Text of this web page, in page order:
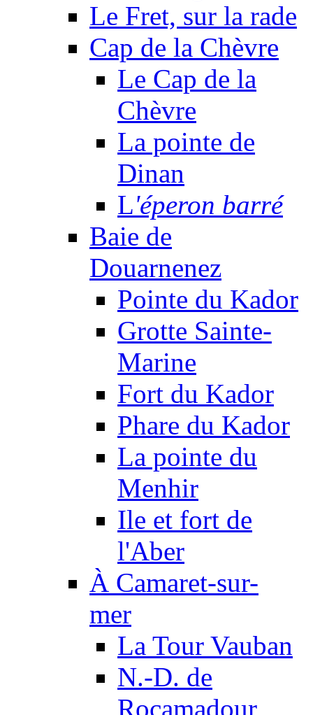
Le Fret, sur la rade
Cap de la Chèvre
Le Cap de la
Chèvre
La pointe de
Dinan
L'éperon barré
Baie de
Douarnenez
Pointe du Kador
Grotte Sainte-
Marine
Fort du Kador
Phare du Kador
La pointe du
Menhir
Ile et fort de
l'Aber
À Camaret-sur-
mer
La Tour Vauban
N.-D. de
Rocamadour